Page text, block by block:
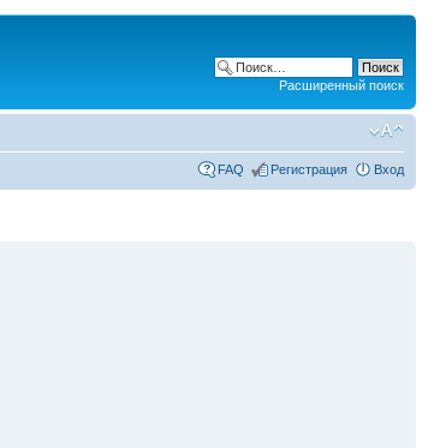
Расширенный поиск
FAQ Регистрация Вход